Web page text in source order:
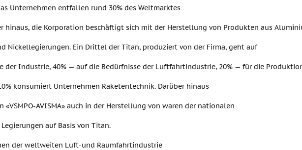
Unternehmen entfallen rund 30% des Weltmarktes
hinaus, die Korporation beschäftigt sich mit der Herstellung von Produkten aus
Nickellegierungen. Ein Drittel der Titan, produziert von der Firma, geht auf
der Industrie, 40% — auf die Bedürfnisse der Luftfahrtindustrie, 20% — für die
konsumiert Unternehmen Raketentechnik. Darüber hinaus
«VSMPO-AVISMA» auch in der Herstellung von waren der nationalen
auf Basis von Titan.
der weltweiten Luft-und Raumfahrtindustrie